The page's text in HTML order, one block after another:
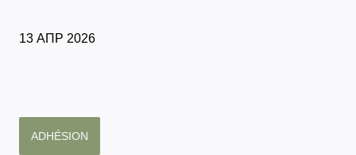
13 АПР 2026
ADHÉSION